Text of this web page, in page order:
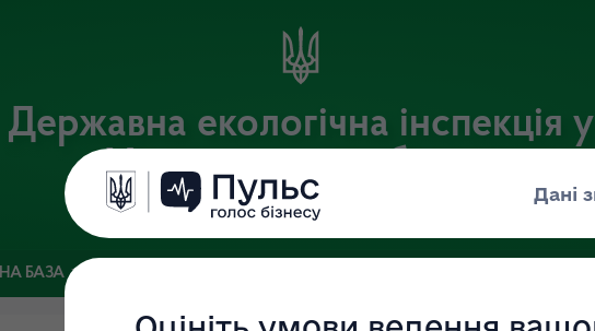
Державна екологічна інспекція у
Хмельницькій області
Офіційний веб-портал
БАЗА